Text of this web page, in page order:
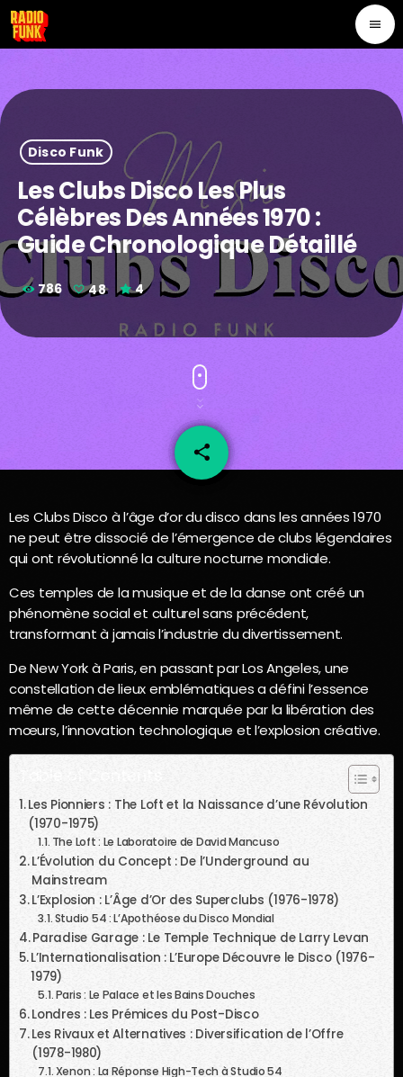
menu
Disco Funk
Les Clubs Disco Les Plus
Célèbres Des Années 1970 :
Guide Chronologique Détaillé
786 48 4
share
48
email
Les Clubs Disco à l’âge d’or du disco dans les années 1970
ne peut être dissocié de l’émergence de clubs légendaires
qui ont révolutionné la culture nocturne mondiale.
Ces temples de la musique et de la danse ont créé un
phénomène social et culturel sans précédent,
transformant à jamais l’industrie du divertissement.
De New York à Paris, en passant par Los Angeles, une
constellation de lieux emblématiques a défini l’essence
même de cette décennie marquée par la libération des
mœurs, l’innovation technologique et l’explosion créative.
Les Pionniers : The Loft et la Naissance d’une Révolution
(1970-1975)
The Loft : Le Laboratoire de David Mancuso
L’Évolution du Concept : De l’Underground au
Mainstream
L’Explosion : L’Âge d’Or des Superclubs (1976-1978)
Studio 54 : L’Apothéose du Disco Mondial
Paradise Garage : Le Temple Technique de Larry Levan
L’Internationalisation : L’Europe Découvre le Disco (1976-
1979)
Paris : Le Palace et les Bains Douches
Londres : Les Prémices du Post-Disco
Les Rivaux et Alternatives : Diversification de l’Offre
(1978-1980)
Xenon : La Réponse High-Tech à Studio 54